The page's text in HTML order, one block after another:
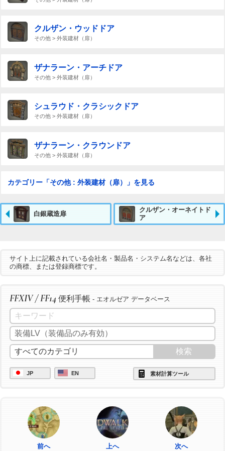
クルザン・ウッドドア
その他 > 外装建材（扉）
ザナラーン・アーチドア
その他 > 外装建材（扉）
シュラウド・クラシックドア
その他 > 外装建材（扉）
ザナラーン・クラウンドア
その他 > 外装建材（扉）
カテゴリー「その他 : 外装建材（扉）」を見る
白銀蔵造扉
クルザン・オーネイトド
ア
サイト上に記載されている会社名・製品名・システム名などは、各社
の商標、または登録商標です。
FFXIV / FF14 便利手帳 - エオルゼア データベース
JP EN 素材計算ツール
前へ 上へ 次へ